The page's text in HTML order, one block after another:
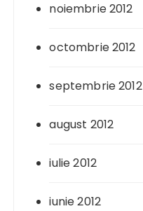
noiembrie 2012
octombrie 2012
septembrie 2012
august 2012
iulie 2012
iunie 2012